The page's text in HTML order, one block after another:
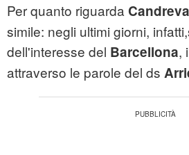
Per quanto riguarda Candreva
simile: negli ultimi giorni,
dell'interesse del Barcellona,
attraverso le parole del ds